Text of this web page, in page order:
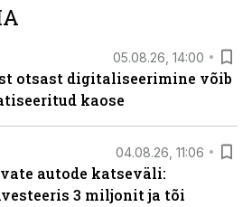
05.08.26, 14:00
otsast digitaliseerimine võib
kaose
04.08.26, 11:06
autode katseväli:
3 miljonit ja tõi